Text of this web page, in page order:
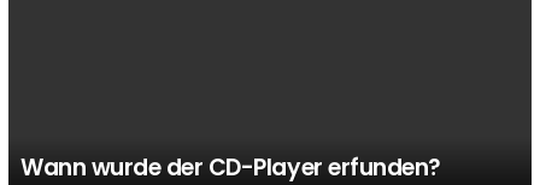
Wann wurde der CD-Player erfunden?